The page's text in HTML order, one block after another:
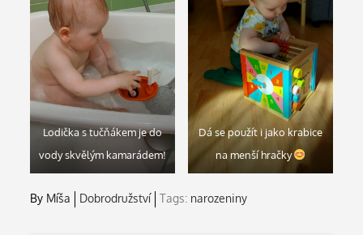
Lodička s tučňákem je do
vody skvělým kamarádem!
Dá se použít i jako krabice
na menší hračky
By Míša Dobrodružství Tags: narozeniny